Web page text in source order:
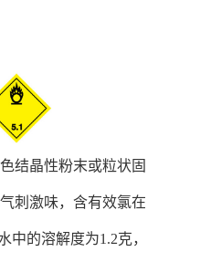
结晶性粉末或粒状固
刺激味，含有效氯在
中的溶解度为1.2克，